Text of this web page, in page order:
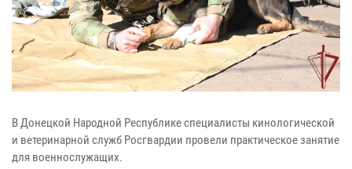
В Донецкой Народной Республике специалисты кинологической
и ветеринарной служб Росгвардии провели практическое занятие
для военнослужащих.